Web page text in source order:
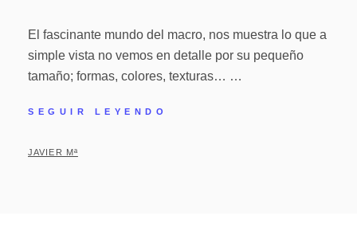
El fascinante mundo del macro, nos muestra lo que a
simple vista no vemos en detalle por su pequeño
tamaño; formas, colores, texturas… …
SEGUIR LEYENDO
JAVIER Mª